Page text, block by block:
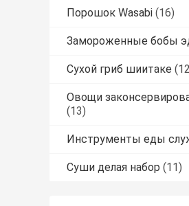
Порошок Wasabi (16)
Замороженные бобы
Сухой гриб шиитаке
Овощи
(13)
Инструменты еды
Суши делая набор (11)